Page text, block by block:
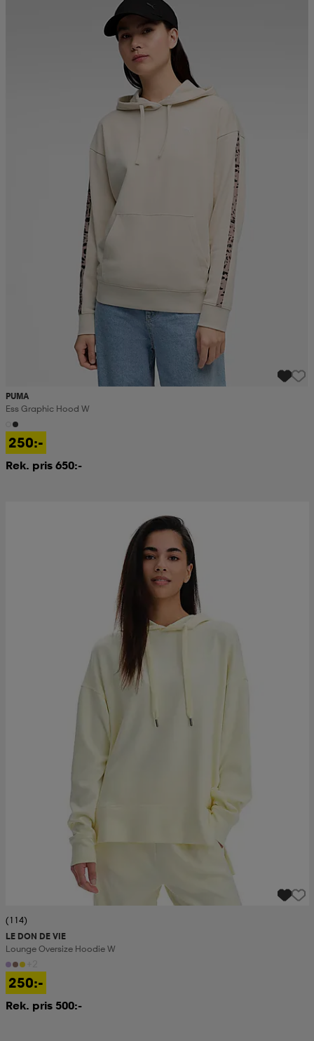
PUMA
Ess Graphic Hood W
250:-
Rek. pris 650:-
(114)
LE DON DE VIE
Lounge Oversize Hoodie W
250:-
Rek. pris 500:-